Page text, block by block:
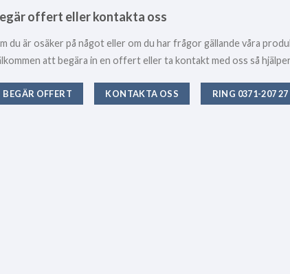
offert eller kontakta oss
du är osäker på något eller om du har frågor gällande våra
att begära in en offert eller ta kontakt med oss så
BEGÄR OFFERT KONTAKTA OSS RING 0371-207 27